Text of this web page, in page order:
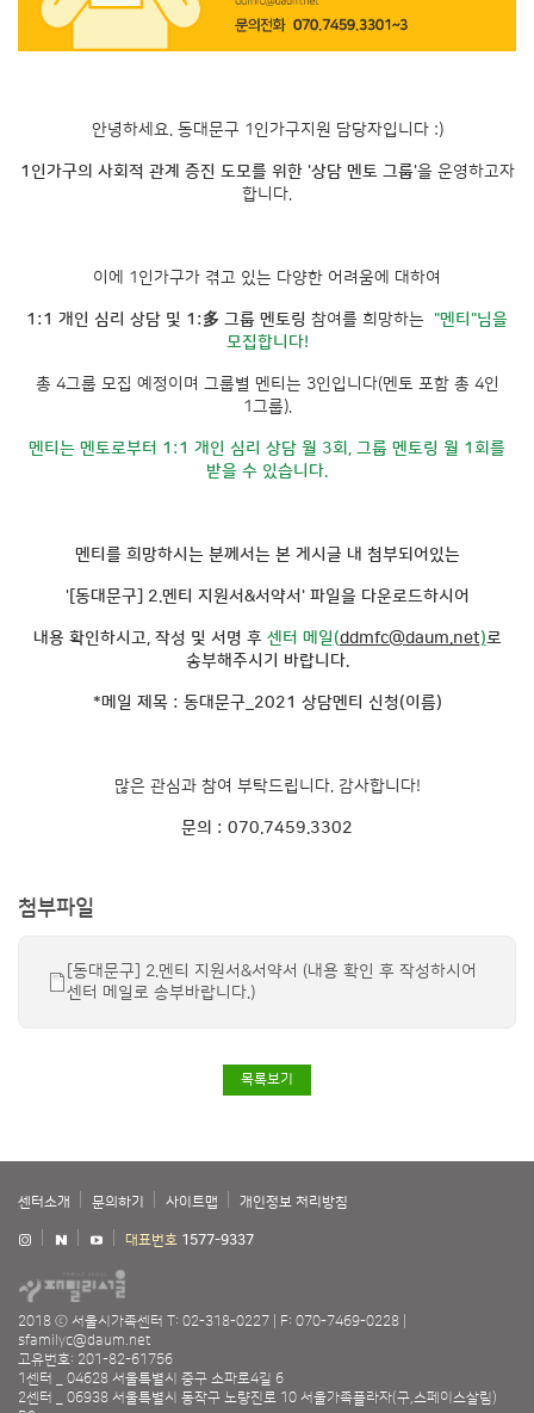
안녕하세요. 동대문구 1인가구지원 담당자입니다 :)
1인가구의 사회적 관계 증진 도모를 위한 '상담 멘토 그룹'을 운영하고자
합니다.
이에 1인가구가 겪고 있는 다양한 어려움에 대하여
1:1 개인 심리 상담 및 1:多 그룹 멘토링 참여를 희망하는 "멘티"님을
모집합니다!
총 4그룹 모집 예정이며 그룹별 멘티는 3인입니다(멘토 포함 총 4인
1그룹).
멘티는 멘토로부터 1:1 개인 심리 상담 월 3회, 그룹 멘토링 월 1회를
받을 수 있습니다.
멘티를 희망하시는 분께서는 본 게시글 내 첨부되어있는
'[동대문구] 2.멘티 지원서&서약서' 파일을 다운로드하시어
내용 확인하시고, 작성 및 서명 후 센터 메일(ddmfc@daum.net)로
송부해주시기 바랍니다.
*메일 제목 : 동대문구_2021 상담멘티 신청(이름)
많은 관심과 참여 부탁드립니다. 감사합니다!
문의 : 070.7459.3302
첨부파일
[동대문구] 2.멘티 지원서&서약서 (내용 확인 후 작성하시어
센터 메일로 송부바랍니다.)
목록보기
센터소개 문의하기 사이트맵 개인정보 처리방침
대표번호 1577-9337
2018 ⓒ 서울시가족센터 T: 02-318-0227
F: 070-7469-0228
sfamilyc@daum.net
고유번호: 201-82-61756
1센터 _ 04628 서울특별시 중구 소파로4길 6
2센터 _ 06938 서울특별시 동작구 노량진로 10 서울가족플라자(구,스페이스살림)